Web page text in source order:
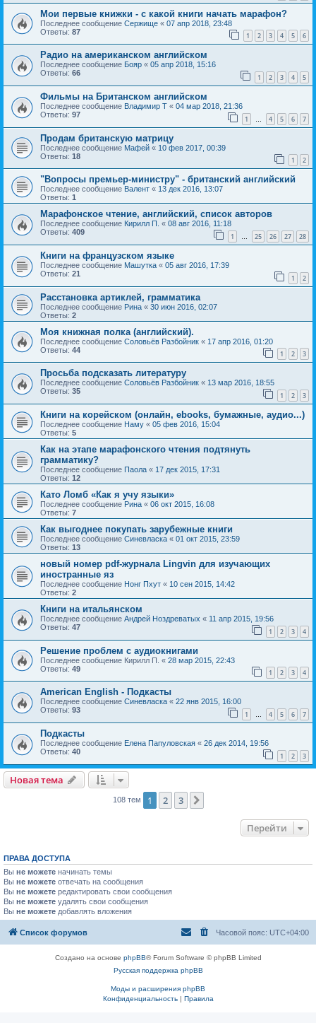
Мои первые книжки - с какой книги начать марафон?
Последнее сообщение Сержище « 07 апр 2018, 23:48
Ответы: 87 1 2 3 4 5 6
Радио на американском английском
Последнее сообщение Бояр « 05 апр 2018, 15:16
Ответы: 66 1 2 3 4 5
Фильмы на Британском английском
Последнее сообщение Владимир Т « 04 мар 2018, 21:36
Ответы: 97 1 … 4 5 6 7
Продам британскую матрицу
Последнее сообщение Мафей « 10 фев 2017, 00:39
Ответы: 18 1 2
"Вопросы премьер-министру" - британский английский
Последнее сообщение Валент « 13 дек 2016, 13:07
Ответы: 1
Марафонское чтение, английский, список авторов
Последнее сообщение Кирилл П. « 08 авг 2016, 11:18
Ответы: 409 1 … 25 26 27 28
Книги на французском языке
Последнее сообщение Машутка « 05 авг 2016, 17:39
Ответы: 21 1 2
Расстановка артиклей, грамматика
Последнее сообщение Рина « 30 июн 2016, 02:07
Ответы: 2
Моя книжная полка (английский).
Последнее сообщение Соловьёв Разбойник « 17 апр 2016, 01:20
Ответы: 44 1 2 3
Просьба подсказать литературу
Последнее сообщение Соловьёв Разбойник « 13 мар 2016, 18:55
Ответы: 35 1 2 3
Книги на корейском (онлайн, ebooks, бумажные, аудио...)
Последнее сообщение Наму « 05 фев 2016, 15:04
Ответы: 5
Как на этапе марафонского чтения подтянуть
грамматику?
Последнее сообщение Паола « 17 дек 2015, 17:31
Ответы: 12
Като Ломб «Как я учу языки»
Последнее сообщение Рина « 06 окт 2015, 16:08
Ответы: 7
Как выгоднее покупать зарубежные книги
Последнее сообщение Синевласка « 01 окт 2015, 23:59
Ответы: 13
новый номер pdf-журнала Lingvin для изучающих
иностранные яз
Последнее сообщение Нонг Пхут « 10 сен 2015, 14:42
Ответы: 2
Книги на итальянском
Последнее сообщение Андрей Ноздреватых « 11 апр 2015, 19:56
Ответы: 47 1 2 3 4
Решение проблем с аудиокнигами
Последнее сообщение Кирилл П. « 28 мар 2015, 22:43
Ответы: 49 1 2 3 4
American English - Подкасты
Последнее сообщение Синевласка « 22 янв 2015, 16:00
Ответы: 93 1 … 4 5 6 7
Подкасты
Последнее сообщение Елена Папуловская « 26 дек 2014, 19:56
Ответы: 40 1 2 3
Новая тема
108 тем 1 2 3
Перейти
ПРАВА ДОСТУПА
Вы не можете начинать темы
Вы не можете отвечать на сообщения
Вы не можете редактировать свои сообщения
Вы не можете удалять свои сообщения
Вы не можете добавлять вложения
Список форумов Часовой пояс: UTC+04:00
Создано на основе phpBB® Forum Software © phpBB Limited
Русская поддержка phpBB
Моды и расширения phpBB
Конфиденциальность| Правила